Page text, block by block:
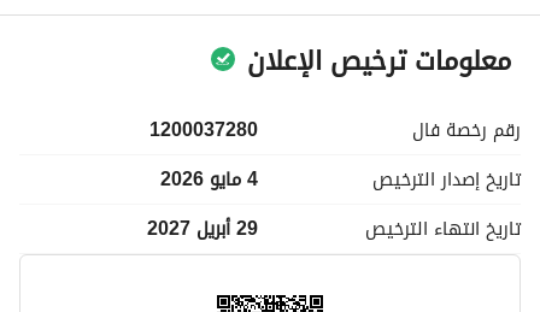
معلومات ترخيص الإعلان
رقم رخصة فال
1200037280
تاريخ إصدار الترخيص
4 مايو 2026
تاريخ انتهاء الترخيص 29 أبريل 2027